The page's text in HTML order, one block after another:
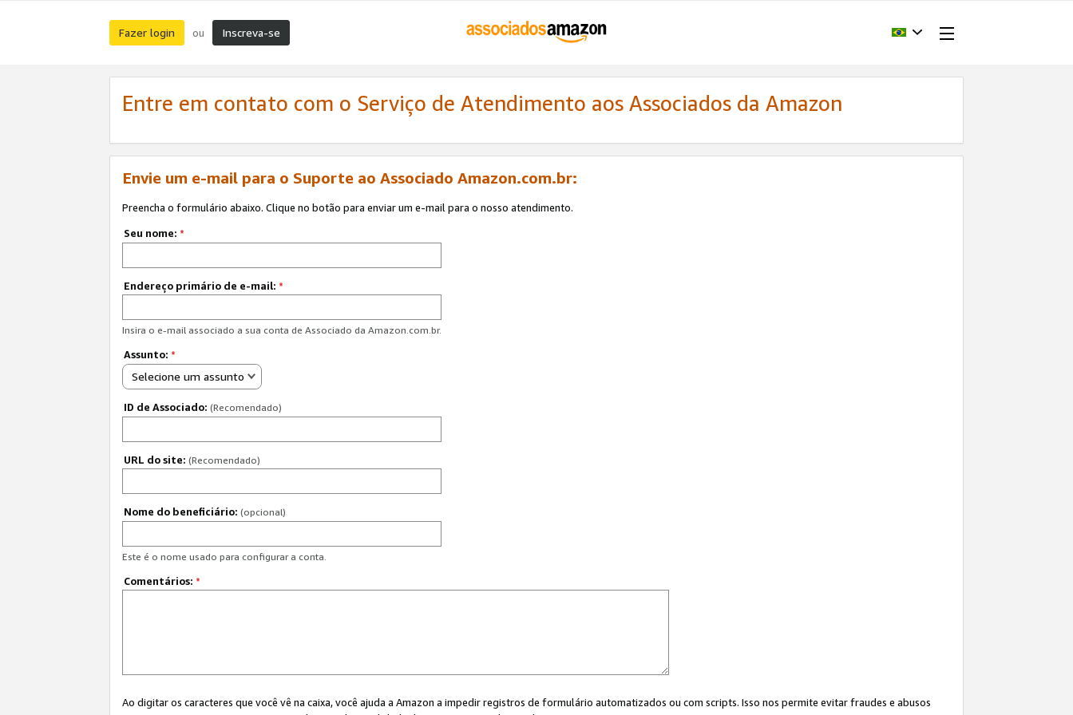
Fazer login ou Inscreva-se
Entre em contato com o Serviço de Atendimento aos Associados da Amazon
Envie um e-mail para o Suporte ao Associado Amazon.com.br:
Preencha o formulário abaixo. Clique no botão para enviar um e-mail para o nosso atendimento.
Seu nome: *
Endereço primário de e-mail: *
Insira o e-mail associado a sua conta de Associado da Amazon.com.br.
Assunto: *
Selecione um assunto
ID de Associado: (Recomendado)
URL do site: (Recomendado)
Nome do beneficiário: (opcional)
Este é o nome usado para configurar a conta.
Comentários: *
Ao digitar os caracteres que você vê na caixa, você ajuda a Amazon a impedir registros de formulário automatizados ou com scripts. Isso nos permite evitar fraudes e abusos